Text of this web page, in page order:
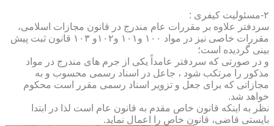
۲-مسئولیت کیفری :
سردفتر علاوه بر مقررات عام مندرج در قانون مجازات اسلامی،
مقررات خاصی نیز در مواد ۱۰۰ و۱۰۱ و۱۰۲و ۱۰۳ قانون ثبت پیش
بینی گردیده است؛
و در صورتی که سردفتر عامداً یکی از جرم های مندرج در مواد
مذکور را مرتکب شود ، جاعل در اسناد رسمی محسوب و به
مجازاتی که برای جعل و تزویر اسناد رسمی مقرر است محکوم
خواهد شد.
نظر به اینکه قانون خاص مقدم به قانون عام است لذا در ابتدا
بایستی قاضی، قانون خاص را اعمال نماید.